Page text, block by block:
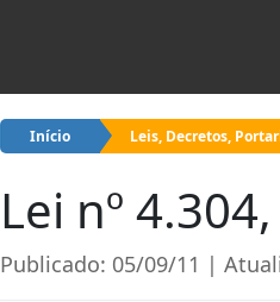
Início Leis, Decretos,
Lei nº
Publicado: 05/09/11 |